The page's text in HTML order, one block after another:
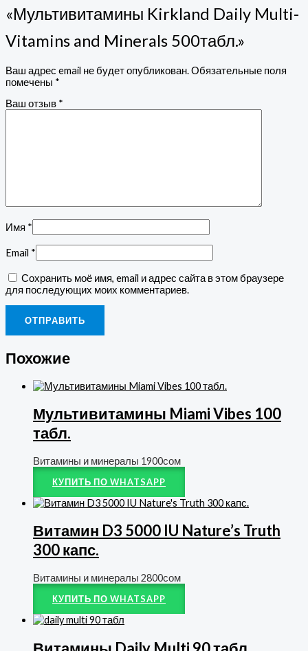
«Мультивитамины Kirkland Daily Multi-
Vitamins and Minerals 500табл.»
Ваш адрес email не будет опубликован.Обязательные поля
помечены *
Ваш отзыв *
Имя *
Email *
Сохранить моё имя, email и адрес сайта в этом браузере
для последующих моих комментариев.
Похожие
Мультивитамины Miami Vibes 100
табл.
Витамины и минералы 1900сом
КУПИТЬ ПО WHATSAPP
Витамин D3 5000 IU Nature’s Truth
300 капс.
Витамины и минералы 2800сом
КУПИТЬ ПО WHATSAPP